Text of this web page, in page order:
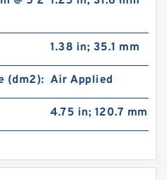
1.38 in; 35.1 mm
(dm2): Air Applied
4.75 in; 120.7 mm